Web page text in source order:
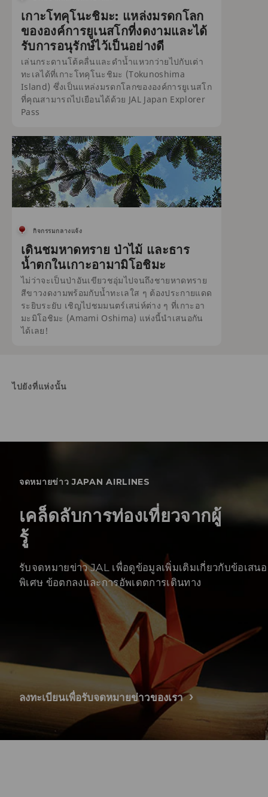
เกาะโทคุโนะชิมะ: แหล่งมรดกโลก
ขององค์การยูเนสโกที่งดงามและได้
รับการอนุรักษ์ไว้เป็นอย่างดี
เล่นกระดานโต้คลื่นและดำน้ำแหวกว่ายไปกับเต่า
ทะเลได้ที่เกาะโทคุโนะชิมะ (Tokunoshima
Island) ซึ่งเป็นแหล่งมรดกโลกขององค์การยูเนสโก
ที่คุณสามารถไปเยือนได้ด้วย JAL Japan Explorer
Pass
กิจกรรมกลางแจ้ง
เดินชมหาดทราย ป่าไม้ และธาร
น้ำตกในเกาะอามามิโอชิมะ
ไม่ว่าจะเป็นป่าอันเขียวชอุ่มไปจนถึงชายหาดทราย
สีขาวงดงามพร้อมกับน้ำทะเลใส ๆ ต้องประกายแดด
ระยิบระยับ เชิญไปชมมนตร์เสน่ห์ต่าง ๆ ที่เกาะอา
มะมิโอชิมะ (Amami Oshima) แห่งนี้นำเสนอกัน
ได้เลย!
ไปยังที่แห่งนั้น
จดหมายข่าว JAPAN AIRLINES
เคล็ดลับการท่องเที่ยวจากผู้
รู้
รับจดหมายข่าว JAL เพื่อดูข้อมูลเพิ่มเติมเกี่ยวกับข้อเสนอ
พิเศษ ข้อตกลงและการอัพเดตการเดินทาง
ลงทะเบียนเพื่อรับจดหมายข่าวของเรา